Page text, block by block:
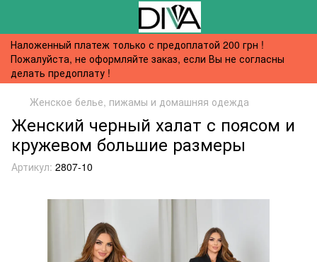
Наложенный платеж только с предоплатой 200 грн !
Пожалуйста, не оформляйте заказ, если Вы не согласны
делать предоплату !
Женское белье, пижамы и домашняя одежда
Женский черный халат с поясом и
кружевом большие размеры
Артикул: 2807-10